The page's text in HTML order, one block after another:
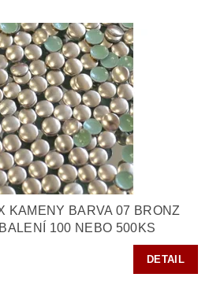
KAMENY BARVA 07 BRONZ
100 NEBO 500KS
DETAIL